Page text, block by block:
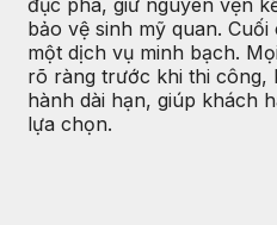
đục phá, giữ nguyên vẹn
bảo vệ sinh mỹ quan.
một dịch vụ minh bạch.
rõ ràng trước khi thi công,
hành dài hạn, giúp khách
lựa chọn.